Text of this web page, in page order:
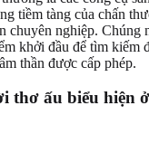
tiềm tàng của chấn
chuyên nghiệp. Chúng
khởi đầu để tìm kiếm
thần được cấp phép.
thơ ấu biểu hiện